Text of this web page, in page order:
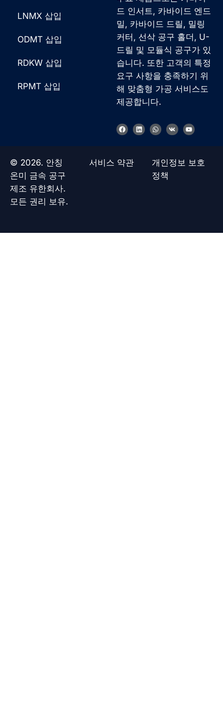
드 인서트, 카바이드 엔드
밀, 카바이드 드릴, 밀링
커터, 선삭 공구 홀더, U-
드릴 및 모듈식 공구가 있
습니다. 또한 고객의 특정
요구 사항을 충족하기 위
해 맞춤형 가공 서비스도
제공합니다.
F
a
o
o
링
크
W
h
a
p
p
V
k
유
튜
LNMX 삽입
ODMT 삽입
RDKW 삽입
RPMT 삽입
© 2026. 안칭
온미 금속 공구
제조 유한회사.
모든 권리 보유.
서비스 약관
개인정보 보호
정책